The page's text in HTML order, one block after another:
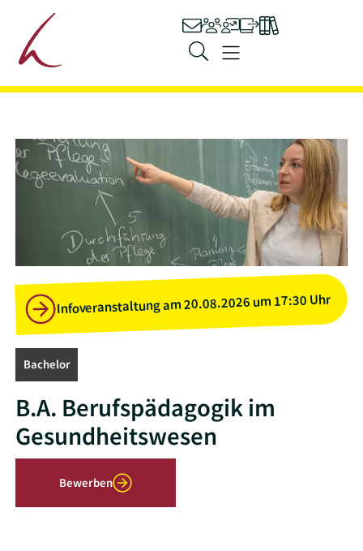
Zum Inhalt springen
Hauptnavigation
Kontakt
Personen
IliasBibliothek
Menü
Infoveranstaltung am 20.08.2026 um 17:30 Uhr
Bachelor
B.A. Berufspädagogik im
Gesundheitswesen
Bewerben